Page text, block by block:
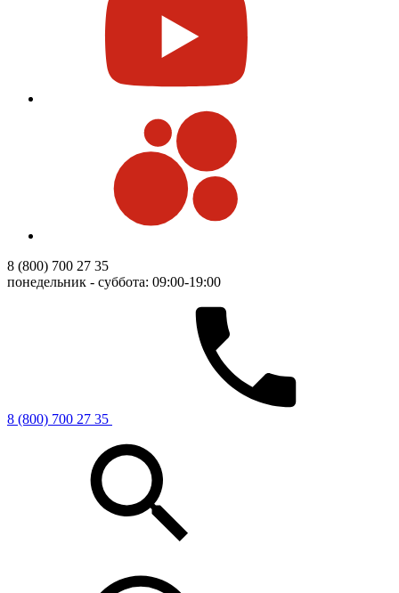
8 (800) 700 27 35
понедельник - суббота: 09:00-19:00
8 (800) 700 27 35